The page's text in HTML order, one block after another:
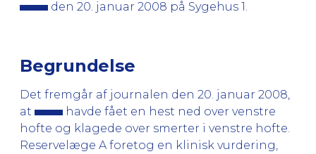
den 20. januar 2008 på Sygehus 1.
Begrundelse
Det fremgår af journalen den 20. januar 2008,
at
havde fået en hest ned over venstre
hofte og klagede over smerter i venstre hofte.
Reservelæge A foretog en klinisk vurdering,